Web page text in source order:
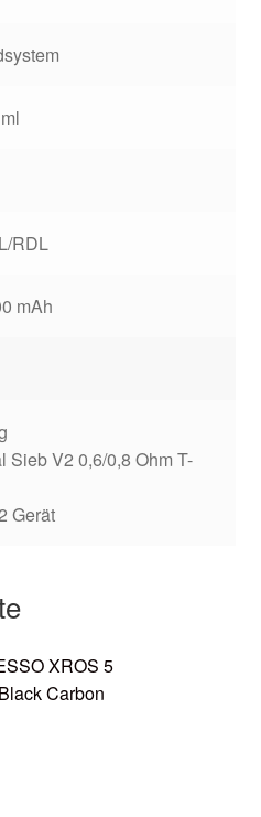
RDL
mAh
Sieb V2 0,6/0,8 Ohm T-
Gerät